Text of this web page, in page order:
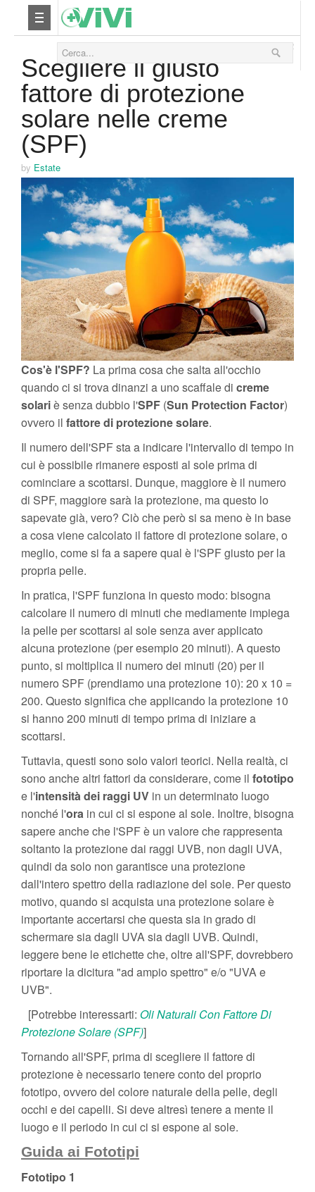
Yoga
Salute
Fitness
Relax
Viaggi & Vacanze
04 Giugno 2012
Scegliere il giusto
fattore di protezione
solare nelle creme
(SPF)
by Estate
Cos'è l'SPF? La prima cosa che salta all'occhio
quando ci si trova dinanzi a uno scaffale di creme
solariè senza dubbio l'SPF (Sun Protection Factor)
ovvero il fattore di protezione solare.
Il numero dell'SPF sta a indicare l'intervallo di tempo in
cui è possibile rimanere esposti al sole prima di
cominciare a scottarsi. Dunque, maggiore è il numero
di SPF, maggiore sarà la protezione, ma questo lo
sapevate già, vero? Ciò che però si sa meno è in base
a cosa viene calcolato il fattore di protezione solare, o
meglio, come si fa a sapere qual è l'SPF giusto per la
propria pelle.
In pratica, l'SPF funziona in questo modo: bisogna
calcolare il numero di minuti che mediamente impiega
la pelle per scottarsi al sole senza aver applicato
alcuna protezione (per esempio 20 minuti). A questo
punto, si moltiplica il numero dei minuti (20) per il
numero SPF (prendiamo una protezione 10): 20 x 10 =
200. Questo significa che applicando la protezione 10
si hanno 200 minuti di tempo prima di iniziare a
scottarsi.
Tuttavia, questi sono solo valori teorici. Nella realtà, ci
sono anche altri fattori da considerare, come il fototipo
e l'intensità dei raggi UV in un determinato luogo
nonché l'ora in cui ci si espone al sole. Inoltre, bisogna
sapere anche che l'SPF è un valore che rappresenta
soltanto la protezione dai raggi UVB, non dagli UVA,
quindi da solo non garantisce una protezione
dall'intero spettro della radiazione del sole. Per questo
motivo, quando si acquista una protezione solare è
importante accertarsi che questa sia in grado di
schermare sia dagli UVA sia dagli UVB. Quindi,
leggere bene le etichette che, oltre all'SPF, dovrebbero
riportare la dicitura "ad ampio spettro" e/o "UVA e
UVB".
[Potrebbe interessarti: Oli Naturali Con Fattore Di
Protezione Solare (SPF)]
Tornando all'SPF, prima di scegliere il fattore di
protezione è necessario tenere conto del proprio
fototipo, ovvero del colore naturale della pelle, degli
occhi e dei capelli. Si deve altresì tenere a mente il
luogo e il periodo in cui ci si espone al sole.
Guida ai Fototipi
Fototipo 1